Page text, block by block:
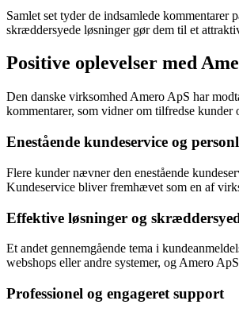
Samlet set tyder de indsamlede
skræddersyede løsninger gør dem til et
Positive oplevelser med
Den danske virksomhed Amero ApS har
kommentarer, som vidner om tilfredse
Enestående kundeservice og
Flere kunder nævner den enestående
Kundeservice bliver fremhævet som en af
Effektive løsninger og
Et andet gennemgående tema i
webshops eller andre systemer, og Amero
Professionel og engageret support